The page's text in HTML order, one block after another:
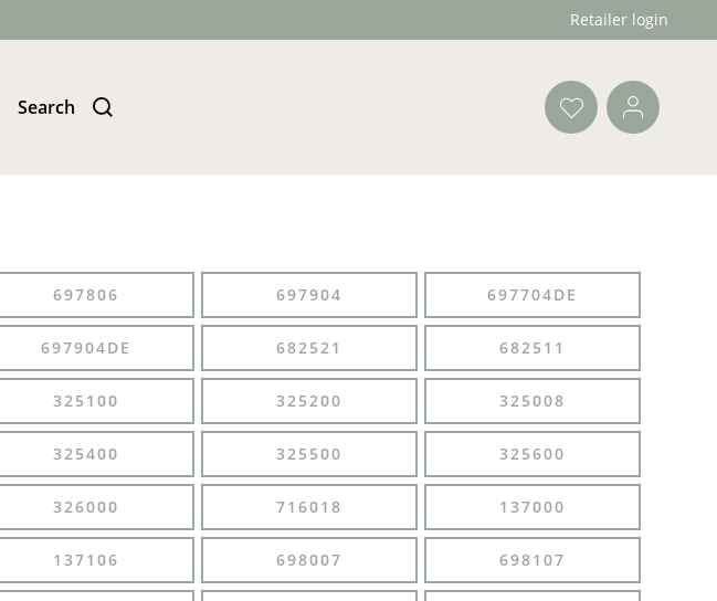
Retailer login
Search
697806 697904 697704DE
697904DE 682521 682511
325100 325200 325008
325400 325500 325600
326000 716018 137000
137106 698007 698107